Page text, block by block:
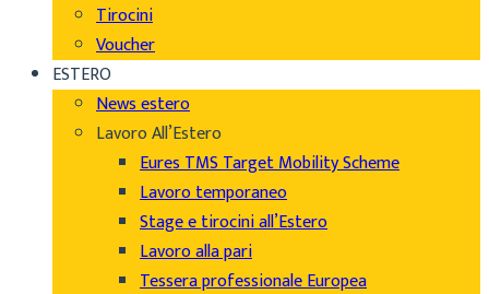
Tirocini
Voucher
ESTERO
News estero
Lavoro All’Estero
Eures TMS Target Mobility Scheme
Lavoro temporaneo
Stage e tirocini all’Estero
Lavoro alla pari
Tessera professionale Europea